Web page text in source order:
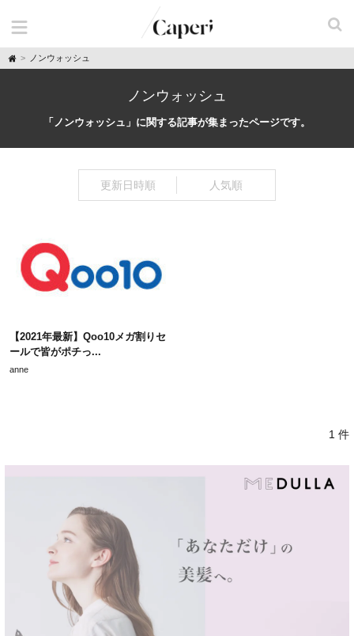
H
o
ノンウォッシュ
ノンウォッシュ
「ノンウォッシュ」に関する記事が集まったページです。
更新日時順 人気順
【2021年最新】Qoo10メガ割りセ
ールで皆がポチっ...
anne
1 件